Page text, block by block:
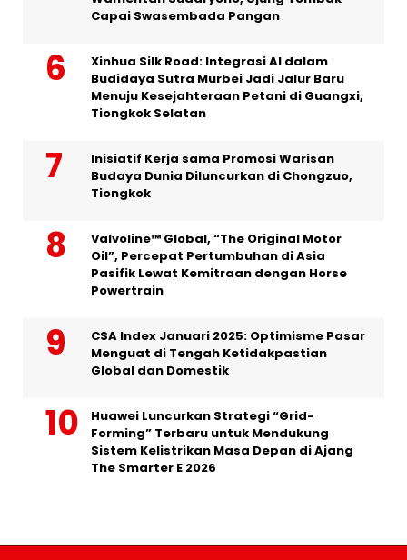
Capai Swasembada Pangan
Xinhua Silk Road: Integrasi AI dalam
Budidaya Sutra Murbei Jadi Jalur Baru
Menuju Kesejahteraan Petani di Guangxi,
Tiongkok Selatan
Inisiatif Kerja sama Promosi Warisan
Budaya Dunia Diluncurkan di Chongzuo,
Tiongkok
Valvoline™ Global, “The Original Motor
Oil”, Percepat Pertumbuhan di Asia
Pasifik Lewat Kemitraan dengan Horse
Powertrain
CSA Index Januari 2025: Optimisme Pasar
Menguat di Tengah Ketidakpastian
Global dan Domestik
Huawei Luncurkan Strategi “Grid-
Forming” Terbaru untuk Mendukung
Sistem Kelistrikan Masa Depan di Ajang
The Smarter E 2026